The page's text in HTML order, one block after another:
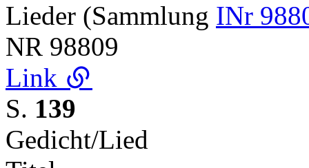
Lieder (Sammlung INr
NR 98809
Link
S. 139
Gedicht/Lied